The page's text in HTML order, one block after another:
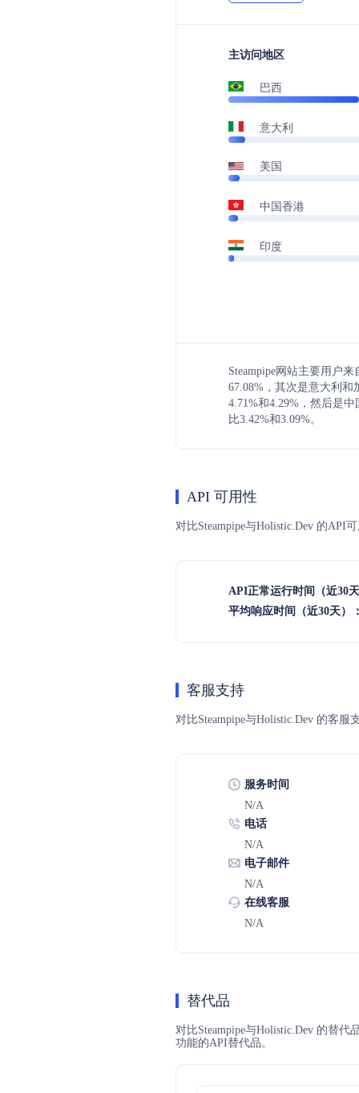
主访问地区
巴西
意大利
美国
中国香港
印度
Steampipe网站主要用户
67.08%，其次是意大利和
4.71%和4.29%，然后是
比3.42%和3.09%。
API 可用性
对比Steampipe与Holistic.Dev 的API
API正常运行时间（近30
平均响应时间（近30天）
客服支持
对比Steampipe与Holistic.Dev 的客
服务时间
N/A
电话
N/A
电子邮件
N/A
在线客服
N/A
替代品
对比Steampipe与Holistic.Dev 的替
功能的API替代品。